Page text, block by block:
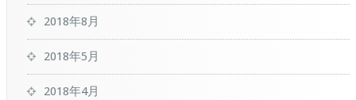
2018年8月
2018年5月
2018年4月